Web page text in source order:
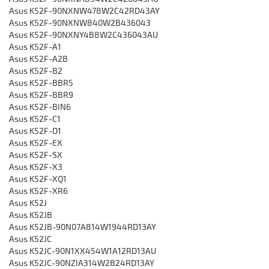
Asus K52F-90NXNW478W2C42RD43AY
Asus K52F-90NXNW840W2B436043
Asus K52F-90NXNY4B8W2C436043AU
Asus K52F-A1
Asus K52F-A2B
Asus K52F-B2
Asus K52F-BBR5
Asus K52F-BBR9
Asus K52F-BIN6
Asus K52F-C1
Asus K52F-D1
Asus K52F-EX
Asus K52F-SX
Asus K52F-X3
Asus K52F-XQ1
Asus K52F-XR6
Asus K52J
Asus K52JB
Asus K52JB-90N07A814W1944RD13AY
Asus K52JC
Asus K52JC-90N1XX454W1A12RD13AU
Asus K52JC-90NZIA314W2B24RD13AY